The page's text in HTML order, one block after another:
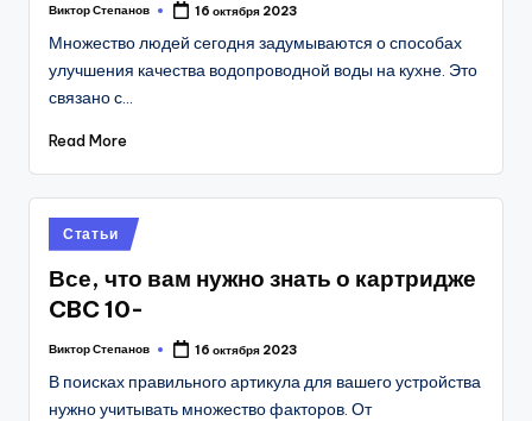
Posted
Виктор Степанов 16 октября 2023
Множество людей сегодня задумываются о способах
улучшения качества водопроводной воды на кухне. Это
связано с…
Read More
Posted
in
Статьи
Все, что вам нужно знать о картридже
CBC 10-
Posted
Виктор Степанов 16 октября 2023
В поисках правильного артикула для вашего устройства
нужно учитывать множество факторов. От